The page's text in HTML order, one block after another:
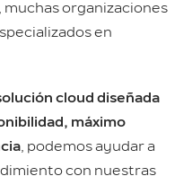
muchas organizaciones
en
cloud diseñada
máximo
, podemos ayudar a
con nuestras